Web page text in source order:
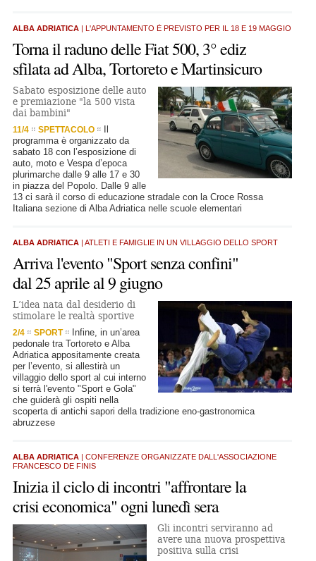
ALBA ADRIATICA | L'APPUNTAMENTO È PREVISTO PER IL 18 E 19 MAGGIO
Torna il raduno delle Fiat 500, 3° ediz
sfilata ad Alba, Tortoreto e Martinsicuro
Sabato esposizione delle auto
e premiazione "la 500 vista
dai bambini"
11/4 SPETTACOLO
programma è organizzato da
sabato 18 con l’esposizione di
auto, moto e Vespa d’epoca
plurimarche dalle 9 alle 17 e 30
in piazza del Popolo. Dalle 9 alle
13 ci sarà il corso di educazione stradale con la Croce Rossa
Italiana sezione di Alba Adriatica nelle scuole elementari
ALBA ADRIATICA | ATLETI E FAMIGLIE IN UN VILLAGGIO DELLO SPORT
Arriva l'evento "Sport senza confini"
dal 25 aprile al 9 giugno
L’idea nata dal desiderio di
stimolare le realtà sportive
2/4 SPORT
Infine, in un’area
pedonale tra Tortoreto e Alba
Adriatica appositamente creata
per l’evento, si allestirà un
villaggio dello sport al cui interno
si terrà l'evento "Sport e Gola"
che guiderà gli ospiti nella
scoperta di antichi sapori della tradizione eno-gastronomica
abruzzese
ALBA ADRIATICA | CONFERENZE ORGANIZZATE DALL'ASSOCIAZIONE
FRANCESCO DE FINIS
Inizia il ciclo di incontri "affrontare la
crisi economica" ogni lunedì sera
Gli incontri serviranno ad
avere una nuova prospettiva
positiva sulla crisi